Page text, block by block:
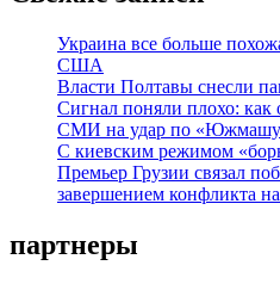
Украина все больше
США
Власти Полтавы снесли
Сигнал поняли плохо: как
СМИ на удар по
С киевским режимом
Премьер Грузии связал
завершением конфликта
партнеры